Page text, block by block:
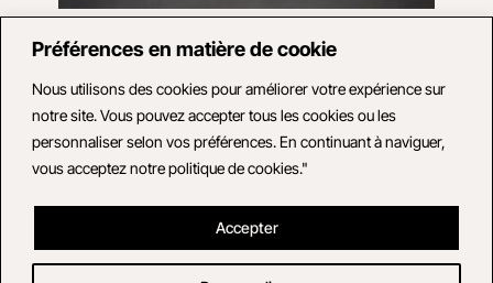
Préférences en matière de cookie
Nous utilisons des cookies pour améliorer votre expérience sur
notre site. Vous pouvez accepter tous les cookies ou les
personnaliser selon vos préférences. En continuant à naviguer,
vous acceptez notre politique de cookies."
Accepter
Suspension double cloche verte
Verre
Suspension constituée d’une cloche en opaline vert d’eau
volantée et d’une verrerie fermée jaune pâl...
395,00€
Voir le produit